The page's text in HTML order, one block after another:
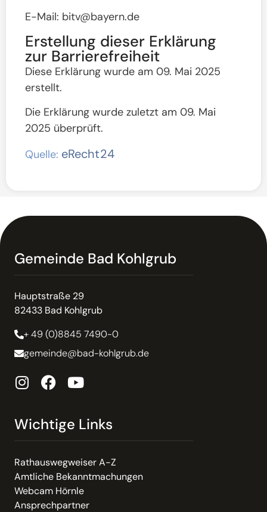
E-Mail: bitv@bayern.de
Erstellung dieser Erklärung
zur Barrierefreiheit
Diese Erklärung wurde am 09. Mai 2025
erstellt.
Die Erklärung wurde zuletzt am 09. Mai
2025 überprüft.
Quelle: eRecht24
Gemeinde Bad Kohlgrub
Hauptstraße 29
82433 Bad Kohlgrub
+ 49 (0)8845 7490-0
gemeinde@bad-kohlgrub.de
Wichtige Links
Rathauswegweiser A-Z
Amtliche Bekanntmachungen
Webcam Hörnle
Ansprechpartner